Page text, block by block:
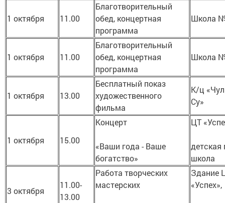
1 октября 11.00
Благотворительный
обед, концертная
программа
Школа
1 октября 11.00
Благотворительный
обед, концертная
программа
Школа
1 октября 13.00
Бесплатный показ
художественного
фильма
К/ц
Су»
1 октября 15.00
Концерт
«Ваши года - Ваше
богатство»
ЦТ
детская
школа
3 октября
11.00-
13.00
Работа творческих
мастерских
Здание
«Успех»,